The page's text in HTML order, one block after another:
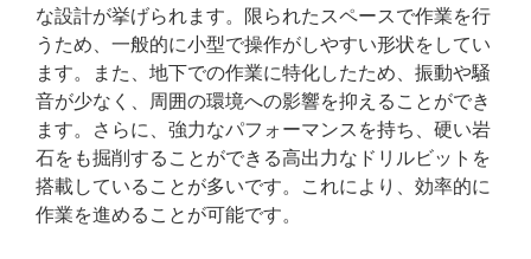
な設計が挙げられます。限られたスペースで作業を行
うため、一般的に小型で操作がしやすい形状をしてい
ます。また、地下での作業に特化したため、振動や騒
音が少なく、周囲の環境への影響を抑えることができ
ます。さらに、強力なパフォーマンスを持ち、硬い岩
石をも掘削することができる高出力なドリルビットを
搭載していることが多いです。これにより、効率的に
作業を進めることが可能です。